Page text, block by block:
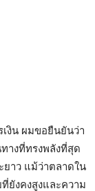
งิน ผมขอยืนยันว่า
างที่ทรงพลังที่สุด
ยาว แม้ว่าตลาดใน
ยังคงสูงและความ